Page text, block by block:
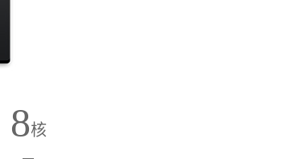
8核